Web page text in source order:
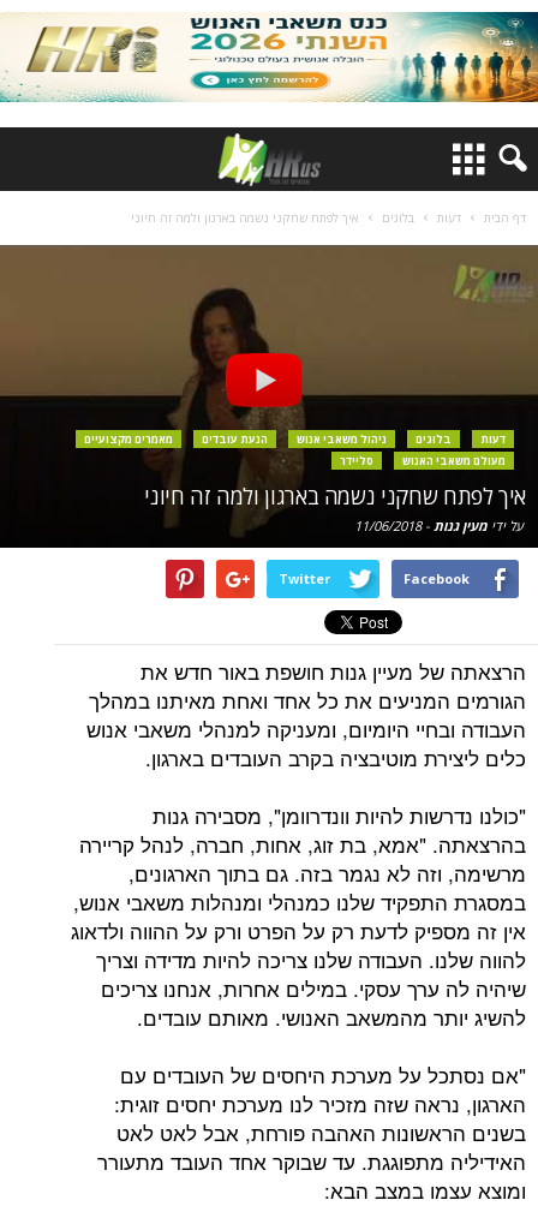
דף הבית דעות בלוגים איך לפתח שחקני נשמה בארגון ולמה זה חיוני
דעות בלוגים ניהול משאבי אנוש הנעת עובדים
מאמרים מקצועיים
מעולם משאבי האנוש
סליידר
איך לפתח שחקני נשמה בארגון ולמה זה חיוני
על ידי מעין גנות -
11/06/2018
Facebook
Twitter
הרצאתה של מעיין גנות חושפת באור חדש את
הגורמים המניעים את כל אחד ואחת מאיתנו במהלך
העבודה ובחיי היומיום, ומעניקה למנהלי משאבי אנוש
כלים ליצירת מוטיבציה בקרב העובדים בארגון.
"כולנו נדרשות להיות וונדרוומן", מסבירה גנות
בהרצאתה. "אמא, בת זוג, אחות, חברה, לנהל קריירה
מרשימה, וזה לא נגמר בזה. גם בתוך הארגונים,
במסגרת התפקיד שלנו כמנהלי ומנהלות משאבי אנוש,
אין זה מספיק לדעת רק על הפרט ורק על ההווה ולדאוג
להווה שלנו. העבודה שלנו צריכה להיות מדידה וצריך
שיהיה לה ערך עסקי. במילים אחרות, אנחנו צריכים
להשיג יותר מהמשאב האנושי. מאותם עובדים.
"אם נסתכל על מערכת היחסים של העובדים עם
הארגון, נראה שזה מזכיר לנו מערכת יחסים זוגית:
בשנים הראשונות האהבה פורחת, אבל לאט לאט
האידיליה מתפוגגת. עד שבוקר אחד העובד מתעורר
ומוצא עצמו במצב הבא: